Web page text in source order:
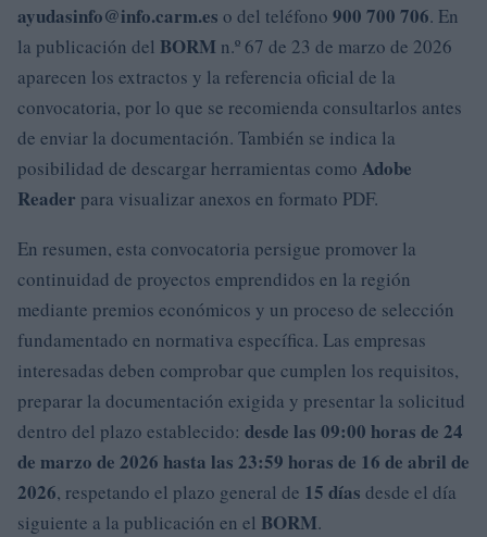
ayudasinfo@info.carm.es o del teléfono 900 700 706. En
la publicación del BORM n.º 67 de 23 de marzo de 2026
aparecen los extractos y la referencia oficial de la
convocatoria, por lo que se recomienda consultarlos antes
de enviar la documentación. También se indica la
posibilidad de descargar herramientas como Adobe
Reader para visualizar anexos en formato PDF.
En resumen, esta convocatoria persigue promover la
continuidad de proyectos emprendidos en la región
mediante premios económicos y un proceso de selección
fundamentado en normativa específica. Las empresas
interesadas deben comprobar que cumplen los requisitos,
preparar la documentación exigida y presentar la solicitud
dentro del plazo establecido: desde las 09:00 horas de 24
de marzo de 2026 hasta las 23:59 horas de 16 de abril de
2026, respetando el plazo general de 15 días desde el día
siguiente a la publicación en el BORM.